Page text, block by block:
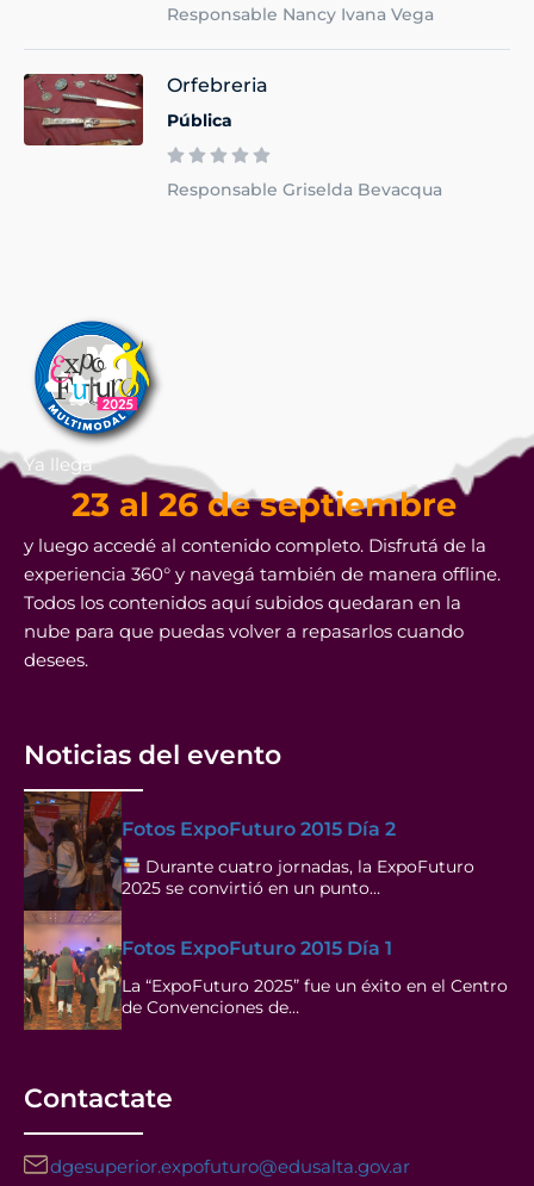
Responsable Nancy Ivana Vega
Orfebreria
Pública
Responsable Griselda Bevacqua
Ya llega
23 al 26 de septiembre
y luego accedé al contenido completo. Disfrutá de la
experiencia 360° y navegá también de manera offline.
Todos los contenidos aquí subidos quedaran en la
nube para que puedas volver a repasarlos cuando
desees.
Noticias del evento
Fotos ExpoFuturo 2015 Día 2
Durante cuatro jornadas, la ExpoFuturo
2025 se convirtió en un punto…
Fotos ExpoFuturo 2015 Día 1
La “ExpoFuturo 2025” fue un éxito en el Centro
de Convenciones de…
Contactate
dgesuperior.expofuturo@edusalta.gov.ar